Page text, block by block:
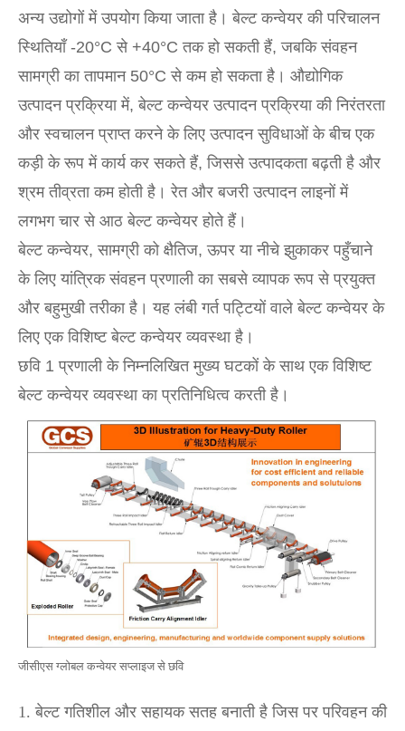
अन्य उद्योगों में उपयोग किया जाता है। बेल्ट कन्वेयर की परिचालन
स्थितियाँ -20°C से +40°C तक हो सकती हैं, जबकि संवहन
सामग्री का तापमान 50°C से कम हो सकता है। औद्योगिक
उत्पादन प्रक्रिया में, बेल्ट कन्वेयर उत्पादन प्रक्रिया की निरंतरता
और स्वचालन प्राप्त करने के लिए उत्पादन सुविधाओं के बीच एक
कड़ी के रूप में कार्य कर सकते हैं, जिससे उत्पादकता बढ़ती है और
श्रम तीव्रता कम होती है। रेत और बजरी उत्पादन लाइनों में
लगभग चार से आठ बेल्ट कन्वेयर होते हैं।
बेल्ट कन्वेयर, सामग्री को क्षैतिज, ऊपर या नीचे झुकाकर पहुँचाने
के लिए यांत्रिक संवहन प्रणाली का सबसे व्यापक रूप से प्रयुक्त
और बहुमुखी तरीका है। यह लंबी गर्त पट्टियों वाले बेल्ट कन्वेयर के
लिए एक विशिष्ट बेल्ट कन्वेयर व्यवस्था है।
छवि 1 प्रणाली के निम्नलिखित मुख्य घटकों के साथ एक विशिष्ट
बेल्ट कन्वेयर व्यवस्था का प्रतिनिधित्व करती है।
जीसीएस ग्लोबल कन्वेयर सप्लाइज से छवि
1. बेल्ट गतिशील और सहायक सतह बनाती है जिस पर परिवहन की